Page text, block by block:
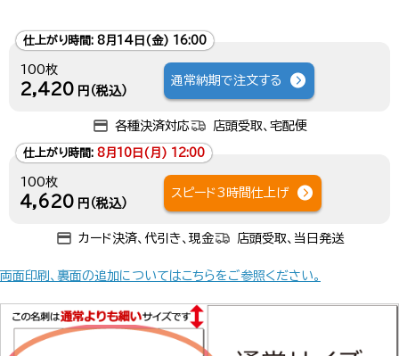
仕上がり時間: 8月14日(金) 16:00
100枚
2,420 円（税込）
通常納期で注文する
各種決済対応 店頭受取、宅配便
仕上がり時間: 8月10日(月) 12:00
100枚
4,620 円（税込）
スピード3時間仕上げ
カード決済、代引き、現金 店頭受取、当日発送
両面印刷、裏面の追加についてはこちらをご参照ください。